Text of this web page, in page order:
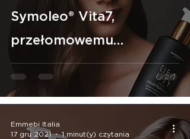
Symoleo® Vita7,
przełomowemu
składnikowi do
pielęgnacji
Emmebi Italia
17 gru 2021
1 minut(y) czytania